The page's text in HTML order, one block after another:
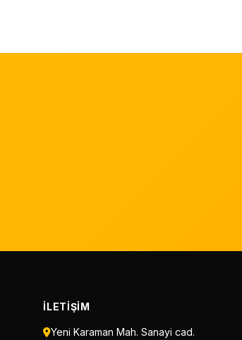
İLETIŞIM
Yeni Karaman Mah. Sanayi cad.